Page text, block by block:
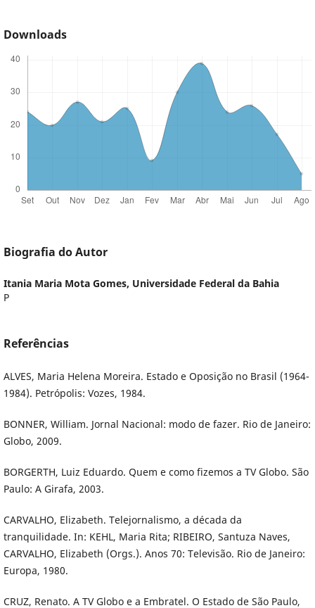
Downloads
Biografia do Autor
Itania Maria Mota Gomes, Universidade Federal da Bahia
P
Referências
ALVES, Maria Helena Moreira. Estado e Oposição no Brasil (1964-
1984). Petrópolis: Vozes, 1984.
BONNER, William. Jornal Nacional: modo de fazer. Rio de Janeiro:
Globo, 2009.
BORGERTH, Luiz Eduardo. Quem e como fizemos a TV Globo. São
Paulo: A Girafa, 2003.
CARVALHO, Elizabeth. Telejornalismo, a década da
tranquilidade. In: KEHL, Maria Rita; RIBEIRO, Santuza Naves,
CARVALHO, Elizabeth (Orgs.). Anos 70: Televisão. Rio de Janeiro:
Europa, 1980.
CRUZ, Renato. A TV Globo e a Embratel. O Estado de São Paulo,